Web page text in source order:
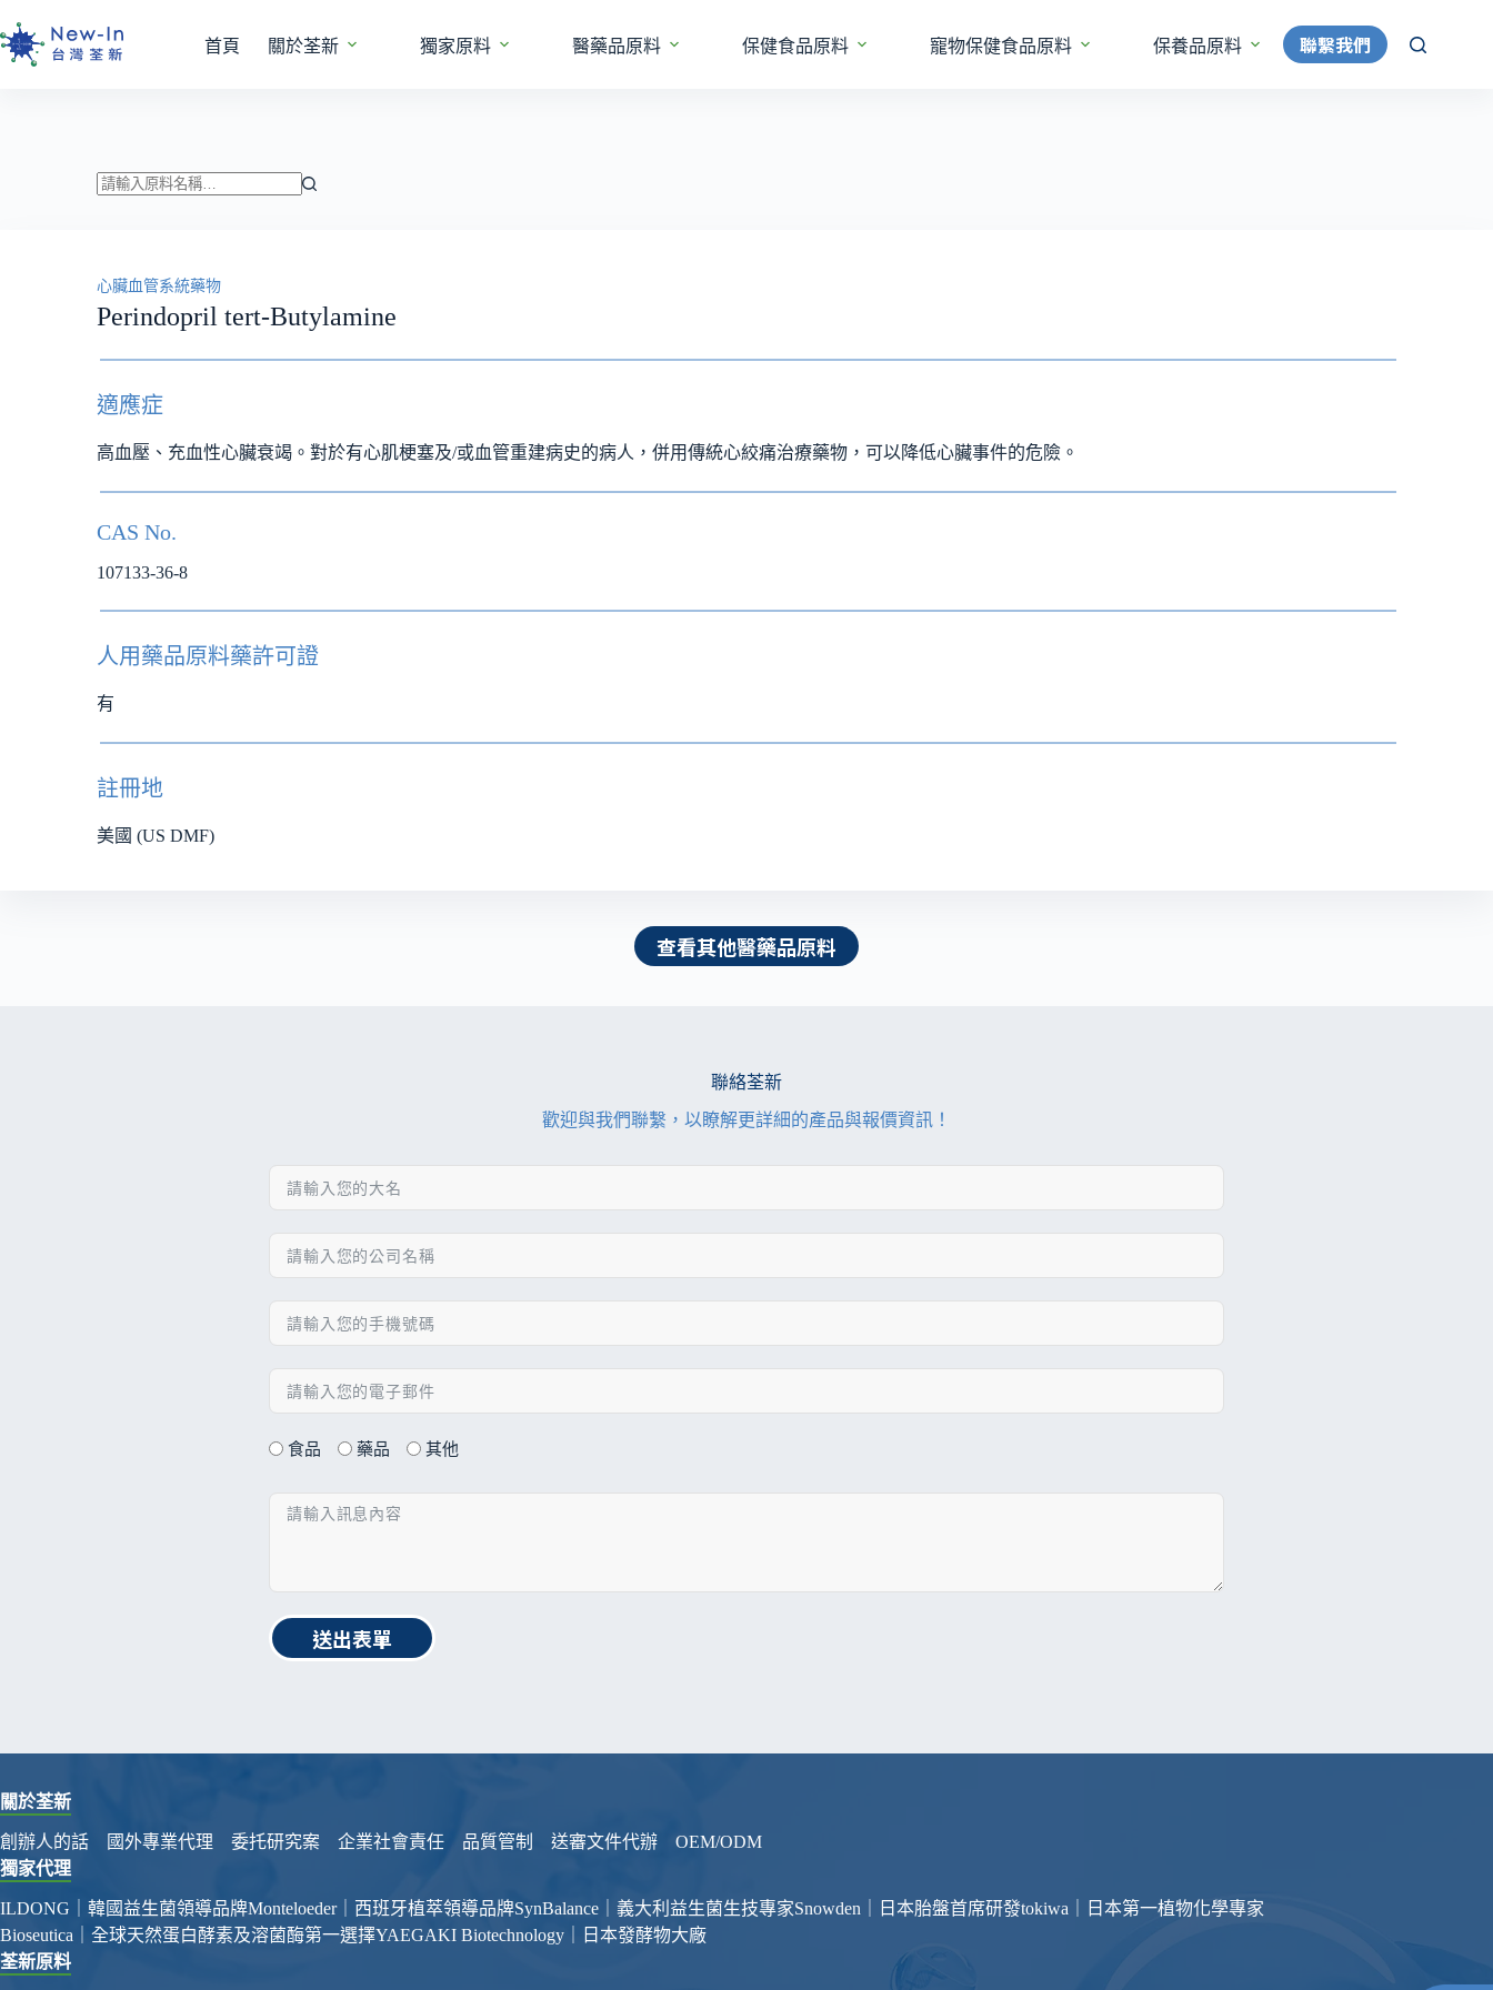
至
主
首頁 關於荃新 獨家原料 醫藥品原料 保健食品原料 寵物保健食品原料 保養品原料 更多
聯繫我們
符
合
的
果
心臟血管系統藥物
Perindopril tert-Butylamine
適應症
高血壓、充血性心臟衰竭。對於有心肌梗塞及/或血管重建病史的病人，併用傳統心絞痛治療藥物，可以降低心臟事件的危險。
CAS No.
107133-36-8
人用藥品原料藥許可證
有
註冊地
美國 (US DMF)
查看其他醫藥品原料
聯絡荃新
歡迎與我們聯繫，以瞭解更詳細的產品與報價資訊！
食品 藥品 其他
送出表單
關於荃新
創辦人的話 國外專業代理 委托研究案 企業社會責任 品質管制 送審文件代辦
OEM/ODM
獨家代理
ILDONG｜韓國益生菌領導品牌Monteloeder｜西班牙植萃領導品牌SynBalance｜義大利益生菌生技專家Snowden｜日本胎盤首席研發tokiwa｜日本第一植物化學專家
Bioseutica｜全球天然蛋白酵素及溶菌酶第一選擇YAEGAKI Biotechnology｜日本發酵物大廠
荃新原料